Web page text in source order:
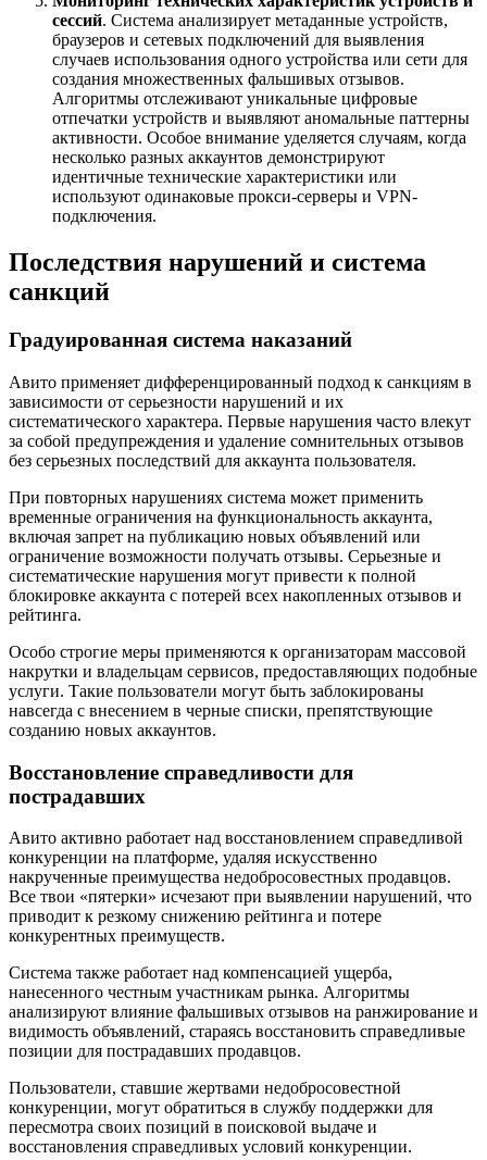
сессий. Система анализирует метаданные устройств,
браузеров и сетевых подключений для выявления
случаев использования одного устройства или сети для
создания множественных фальшивых отзывов.
Алгоритмы отслеживают уникальные цифровые
отпечатки устройств и выявляют аномальные паттерны
активности. Особое внимание уделяется случаям, когда
несколько разных аккаунтов демонстрируют
идентичные технические характеристики или
используют одинаковые прокси-серверы и VPN-
подключения.
Последствия нарушений и система
санкций
Градуированная система наказаний
Авито применяет дифференцированный подход к санкциям в
зависимости от серьезности нарушений и их
систематического характера. Первые нарушения часто влекут
за собой предупреждения и удаление сомнительных отзывов
без серьезных последствий для аккаунта пользователя.
При повторных нарушениях система может применить
временные ограничения на функциональность аккаунта,
включая запрет на публикацию новых объявлений или
ограничение возможности получать отзывы. Серьезные и
систематические нарушения могут привести к полной
блокировке аккаунта с потерей всех накопленных отзывов и
рейтинга.
Особо строгие меры применяются к организаторам массовой
накрутки и владельцам сервисов, предоставляющих подобные
услуги. Такие пользователи могут быть заблокированы
навсегда с внесением в черные списки, препятствующие
созданию новых аккаунтов.
Восстановление справедливости для
пострадавших
Авито активно работает над восстановлением справедливой
конкуренции на платформе, удаляя искусственно
накрученные преимущества недобросовестных продавцов.
Все твои «пятерки» исчезают при выявлении нарушений, что
приводит к резкому снижению рейтинга и потере
конкурентных преимуществ.
Система также работает над компенсацией ущерба,
нанесенного честным участникам рынка. Алгоритмы
анализируют влияние фальшивых отзывов на ранжирование и
видимость объявлений, стараясь восстановить справедливые
позиции для пострадавших продавцов.
Пользователи, ставшие жертвами недобросовестной
конкуренции, могут обратиться в службу поддержки для
пересмотра своих позиций в поисковой выдаче и
восстановления справедливых условий конкуренции.